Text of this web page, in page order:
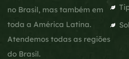
no Brasil, mas também em
toda a América Latina.
Atendemos todas as regiões
do Brasil.